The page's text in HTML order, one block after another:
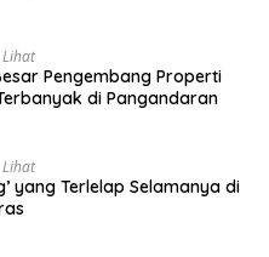
Lihat
Pengembang Properti
di Pangandaran
Lihat
yang Terlelap Selamanya di